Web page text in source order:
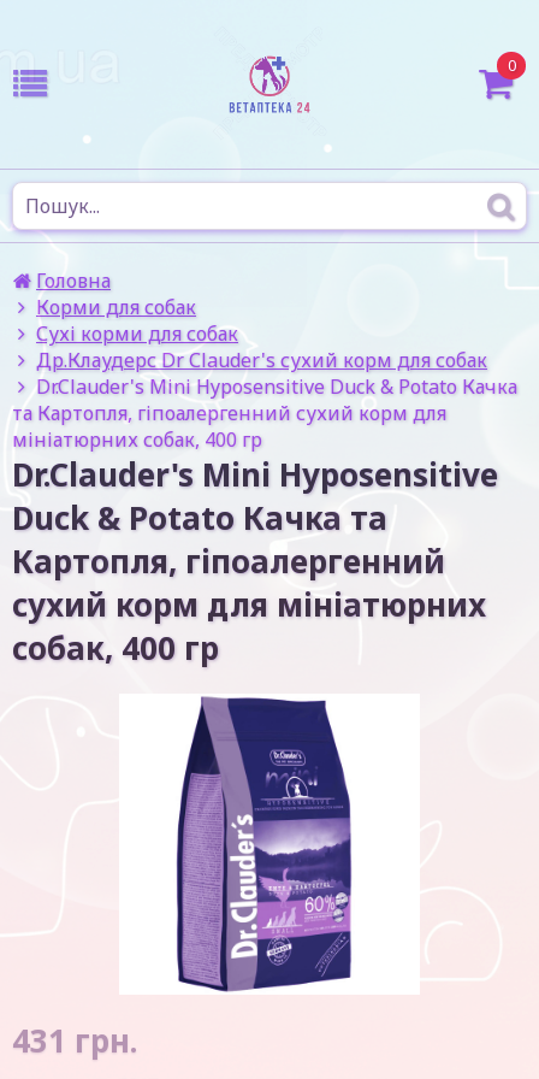
0
Головна
Корми для собак
Сухі корми для собак
Др.Клаудерс Dr Сlauder's сухий корм для собак
Dr.Clauder's Mini Hyposensitive Duck & Potato Качка
та Картопля, гіпоалергенний сухий корм для
мініатюрних собак, 400 гр
Dr.Clauder's Mini Hyposensitive
Duck & Potato Качка та
Картопля, гіпоалергенний
сухий корм для мініатюрних
собак, 400 гр
431 грн.